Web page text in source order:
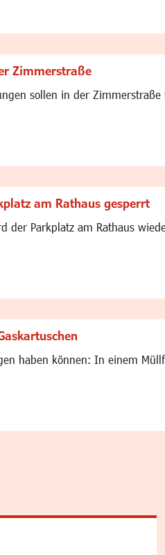
Zimmerstraße
sollen in der
am Rathaus gesperrt
der Parkplatz am Rathaus
haben können: In einem